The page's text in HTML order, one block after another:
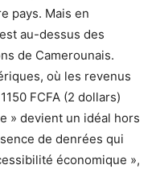
pays. Mais en
au-dessus des
de Camerounais.
où les revenus
FCFA (2 dollars)
» devient un idéal hors
de denrées qui
économique »,